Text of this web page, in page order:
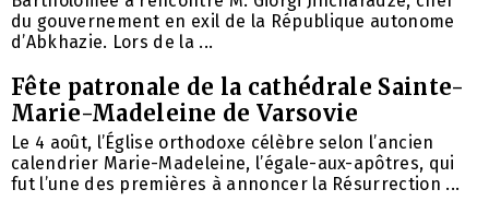
du gouvernement en exil de la République autonome
d’Abkhazie. Lors de la ...
Fête patronale de la cathédrale Sainte-
Marie-Madeleine de Varsovie
Le 4 août, l’Église orthodoxe célèbre selon l’ancien
calendrier Marie-Madeleine, l’égale-aux-apôtres, qui
fut l’une des premières à annoncer la Résurrection ...